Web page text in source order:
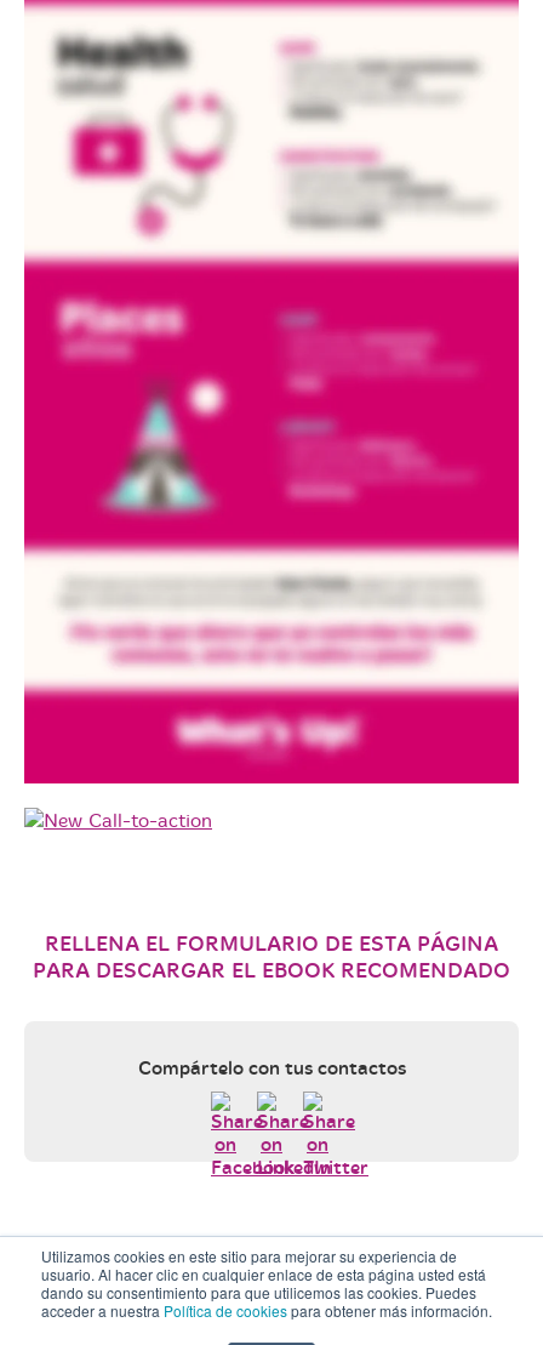
Utilizamos cookies en este sitio para mejorar su experiencia de
usuario. Al hacer clic en cualquier enlace de esta página usted está
dando su consentimiento para que utilicemos las cookies. Puedes
acceder a nuestra Política de cookiespara obtener más información.
RELLENA EL FORMULARIO DE ESTA PÁGINA
PARA DESCARGAR EL EBOOK RECOMENDADO
Compártelo con tus contactos
© What’s Up. Todos los derechos reservados.Aviso legal y
Política de privacidad /Política de cookies/
hello@whatsup.com.es